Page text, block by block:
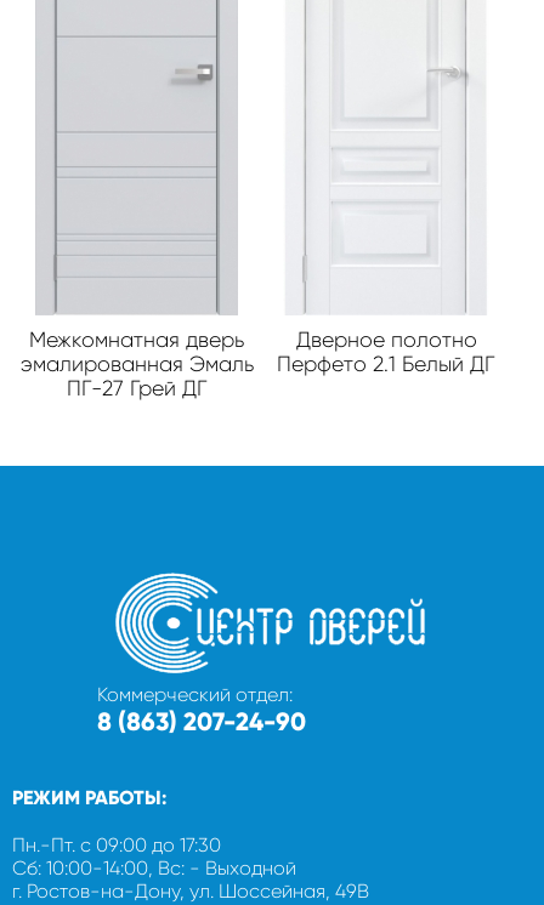
Межкомнатная дверь
эмалированная Эмаль
ПГ-27 Грей ДГ
Дверное полотно
Перфето 2.1 Белый ДГ
Коммерческий отдел:
8 (863) 207-24-90
РЕЖИМ РАБОТЫ:
Пн.-Пт. с 09:00 до 17:30
Сб: 10:00-14:00, Вс: - Выходной
г. Ростов-на-Дону, ул. Шоссейная, 49В